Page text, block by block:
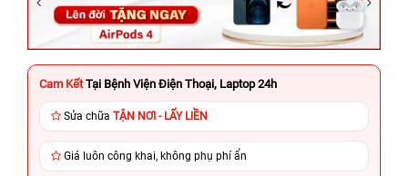
Cam Kết Tại Bệnh Viện Điện Thoại, Laptop 24h
Sửa chữa TẬN NƠI - LẤY LIỀN
Giá luôn công khai, không phụ phí ẩn